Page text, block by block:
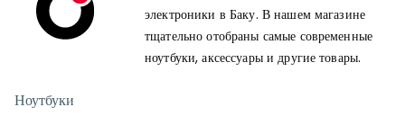
электроники в Баку. В нашем магазине
тщательно отобраны самые современные
ноутбуки, аксессуары и другие товары.
Ноутбуки